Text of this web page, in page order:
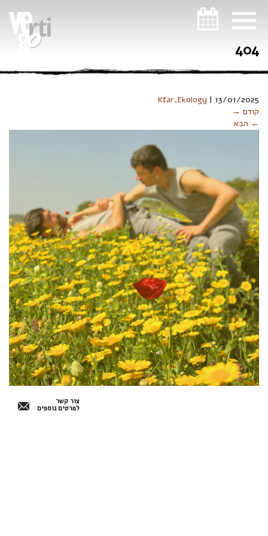
404
Kfar_Ekology | 13/01/2025
קודם →
← הבא
צור קשר
לפרטים נוספים